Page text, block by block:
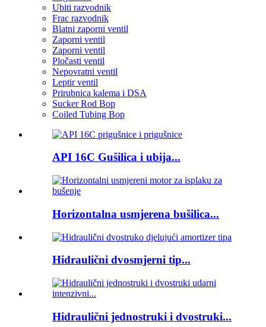
Ubiti razvodnik
Frac razvodnik
Blatni zaporni ventil
Zaporni ventil
Zaporni ventil
Pločasti ventil
Nepovratni ventil
Leptir ventil
Prirubnica kalema i DSA
Sucker Rod Bop
Coiled Tubing Bop
API 16C Gušilica i ubija...
Horizontalna usmjerena bušilica...
Hidraulični dvosmjerni tip...
Hidraulični jednostruki i dvostruki...